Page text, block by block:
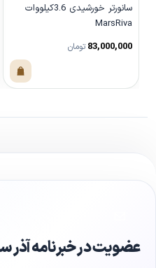
سانورتر خورشیدی 3.6کیلووات
MarsRiva
83,000,000 تومان
عضویت در خبرنامه آذر